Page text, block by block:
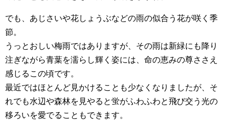
でも、あじさいや花しょうぶなどの雨の似合う花が咲く季
節。
うっとおしい梅雨ではありますが、その雨は新緑にも降り
注ぎながら青葉を濡らし輝く姿には、命の恵みの尊ささえ
感じるこの頃です。
最近ではほとんど見かけることも少なくなりましたが、そ
れでも水辺や森林を見やると蛍がふわふわと飛び交う光の
移ろいを愛でることもできます。